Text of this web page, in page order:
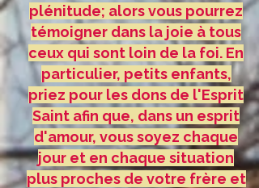
plénitude; alors vous pourrez
témoigner dans la joie à tous
ceux qui sont loin de la foi. En
particulier, petits enfants,
priez pour les dons de l'Esprit
Saint afin que, dans un esprit
d'amour, vous soyez chaque
jour et en chaque situation
plus proches de votre frère et